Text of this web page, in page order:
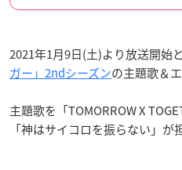
2021年1月9日(土)より放送開始
ガー」2ndシーズンの主題歌＆
主題歌を「TOMORROW X
「神はサイコロを振らない」が